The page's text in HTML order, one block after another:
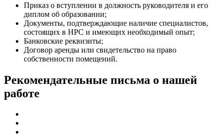
Приказ о вступлении в должность руководителя и его
диплом об образовании;
Документы, подтверждающие наличие специалистов,
состоящих в НРС и имеющих необходимый опыт;
Банковские реквизиты;
Договор аренды или свидетельство на право
собственности помещений.
Рекомендательные письма о нашей
работе